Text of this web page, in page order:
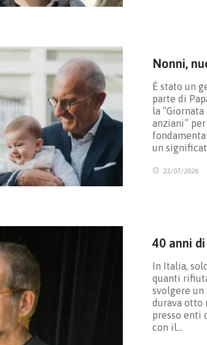
Nonni,
È stato un
parte di
la
anziani”
un
22/07/2026
40 anni
In Italia,
quanti
svolgere
durava otto
presso enti
con il…